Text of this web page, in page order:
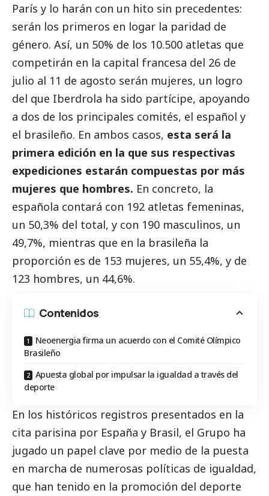
París y lo harán con un hito sin precedentes:
serán los primeros en logar la paridad de
género. Así, un 50% de los 10.500 atletas que
competirán en la capital francesa del 26 de
julio al 11 de agosto serán mujeres, un logro
del que Iberdrola ha sido partícipe, apoyando
a dos de los principales comités, el español y
el brasileño. En ambos casos, esta será la
primera edición en la que sus respectivas
expediciones estarán compuestas por más
mujeres que hombres. En concreto, la
española contará con 192 atletas femeninas,
un 50,3% del total, y con 190 masculinos, un
49,7%, mientras que en la brasileña la
proporción es de 153 mujeres, un 55,4%, y de
123 hombres, un 44,6%.
Contenidos
Neoenergia firma un acuerdo con el Comité Olímpico
Brasileño
Apuesta global por impulsar la igualdad a través del
deporte
En los históricos registros presentados en la
cita parisina por España y Brasil, el Grupo ha
jugado un papel clave por medio de la puesta
en marcha de numerosas políticas de igualdad,
que han tenido en la promoción del deporte